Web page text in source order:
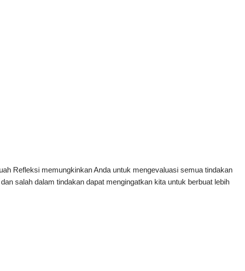
Refleksi memungkinkan Anda untuk mengevaluasi semua tindakan
salah dalam tindakan dapat mengingatkan kita untuk berbuat lebih